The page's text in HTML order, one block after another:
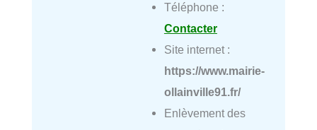
Téléphone :
Contacter
Site internet :
https://www.mairie-
ollainville91.fr/
Enlèvement des